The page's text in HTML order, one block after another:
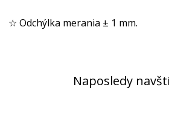
☆ Odchýlka merania ± 1 mm.
Naposledy